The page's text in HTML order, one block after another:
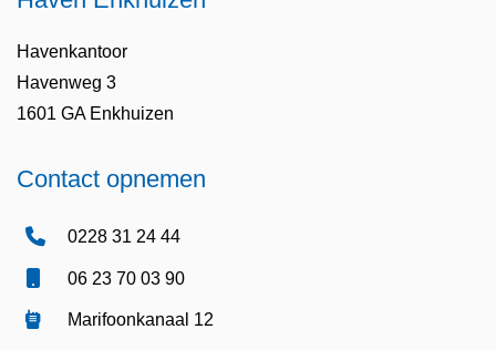
Havenkantoor
Havenweg 3
1601 GA Enkhuizen
Contact opnemen
0228 31 24 44
06 23 70 03 90
Marifoonkanaal 12